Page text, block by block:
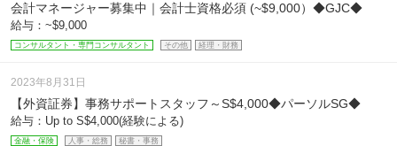
会計マネージャー募集中｜会計士資格必須 (~$9,000）◆GJC◆
給与：~$9,000
コンサルタント・専門コンサルタント その他 経理・財務
【外資証券】事務サポートスタッフ～S$4,000◆パーソルSG◆
給与：Up to S$4,000(経験による)
金融・保険 人事・総務 秘書・事務
2023年8月31日